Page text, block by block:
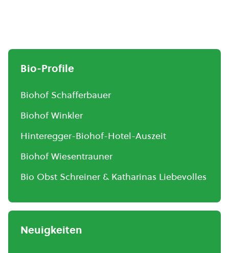
Bio-Profile
Biohof Schafferbauer
Biohof Winkler
Hinteregger-Biohof-Hotel-Auszeit
Biohof Wiesentrauner
Bio Obst Schreiner & Katharinas Liebevolles
Neuigkeiten